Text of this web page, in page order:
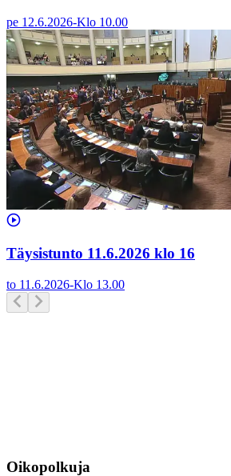
pe 12.6.2026-Klo 10.00
Täysistunto 11.6.2026 klo 16
to 11.6.2026-Klo 13.00
Oikopolkuja